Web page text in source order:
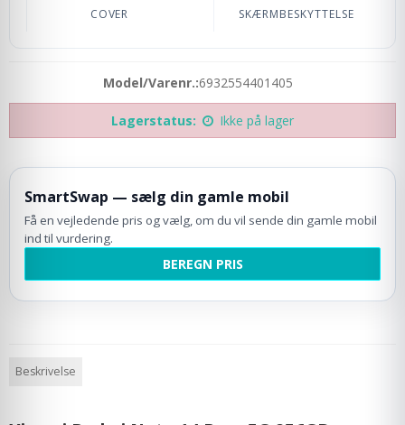
COVER SKÆRMBESKYTTELSE
Model/Varenr.:6932554401405
Lagerstatus: Ikke på lager
SmartSwap — sælg din gamle mobil
Få en vejledende pris og vælg, om du vil sende din gamle mobil
ind til vurdering.
BEREGN PRIS
Beskrivelse